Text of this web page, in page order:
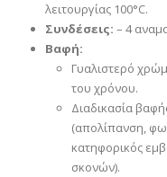
λειτουργίας 100°C.
Συνδέσεις: – 4
Βαφή:
Γυαλιστερό
του χρόνου.
Διαδικασία
(απολίπανση,
κατηφορικός
σκονών).